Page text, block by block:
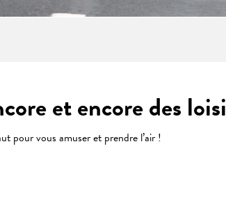
et encore des
pour vous amuser et prendre l’air !